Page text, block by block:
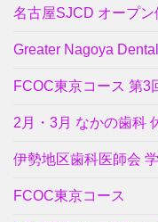
名古屋SJCD オープン
Greater Nagoya
FCOC東京コース 第3
2月・3月 なかの歯科
伊勢地区歯科医師会
FCOC東京コース